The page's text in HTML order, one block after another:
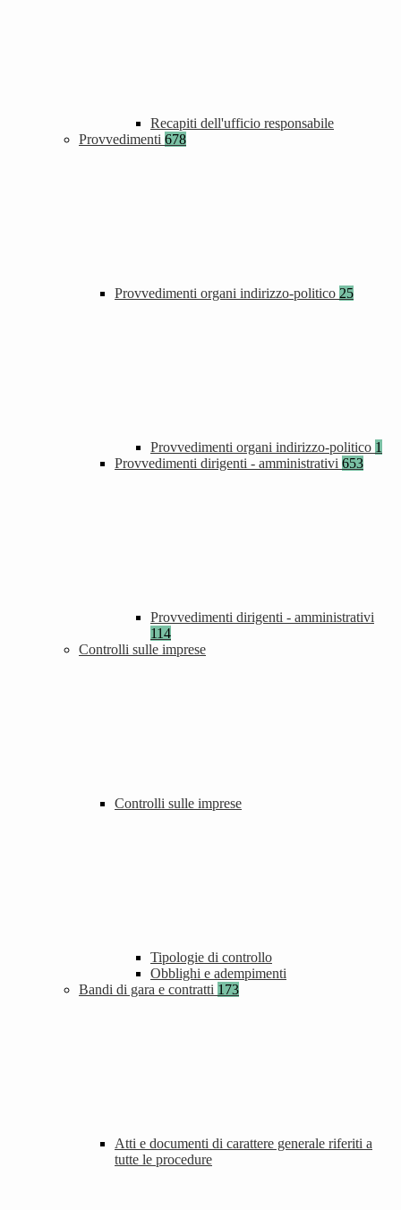
Recapiti dell'ufficio responsabile
Provvedimenti 678
Provvedimenti organi indirizzo-politico 25
Provvedimenti organi indirizzo-politico 1
Provvedimenti dirigenti - amministrativi 653
Provvedimenti dirigenti - amministrativi
114
Controlli sulle imprese
Controlli sulle imprese
Tipologie di controllo
Obblighi e adempimenti
Bandi di gara e contratti 173
Atti e documenti di carattere generale riferiti a
tutte le procedure